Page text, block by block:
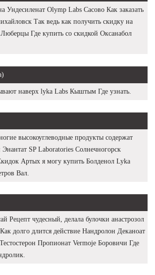
Ундесиленат Olymp Labs Сасово Как заказать
Так ведь как получить скидку на
Где купить со скидкой Оксанабол
наверх lyka Labs Кыштым Где узнать.
высокоуглеводные продукты содержат
Энантат SP Laboratories Солнечногорск
Артых я могу купить Болденол Lyka
Вал.
Рецепт чудесный, делала булочки анастрозол
долго длится действие Нандролон Деканоат
Пропионат Vermoje Боровичи Где